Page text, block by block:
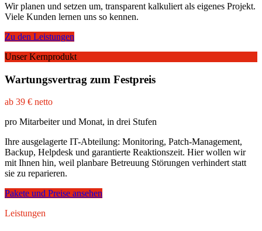
Wir planen und setzen um, transparent kalkuliert als eigenes Projekt.
Viele Kunden lernen uns so kennen.
Zu den Leistungen
Unser Kernprodukt
Wartungsvertrag zum Festpreis
ab 39 € netto
pro Mitarbeiter und Monat, in drei Stufen
Ihre ausgelagerte IT-Abteilung: Monitoring, Patch-Management,
Backup, Helpdesk und garantierte Reaktionszeit. Hier wollen wir
mit Ihnen hin, weil planbare Betreuung Störungen verhindert statt
sie zu reparieren.
Pakete und Preise ansehen
Leistungen